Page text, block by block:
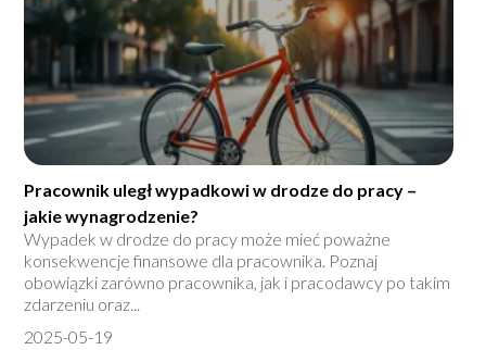
Pracownik uległ wypadkowi w drodze do pracy –
jakie wynagrodzenie?
Wypadek w drodze do pracy może mieć poważne
konsekwencje finansowe dla pracownika. Poznaj
obowiązki zarówno pracownika, jak i pracodawcy po takim
zdarzeniu oraz...
2025-05-19